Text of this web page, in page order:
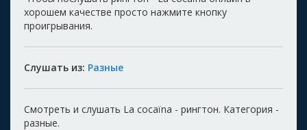
хорошем качестве просто нажмите кнопку
проигрывания.
Слушать из: Разные
Смотреть и слушать La cocaïna - рингтон. Категория -
разные.